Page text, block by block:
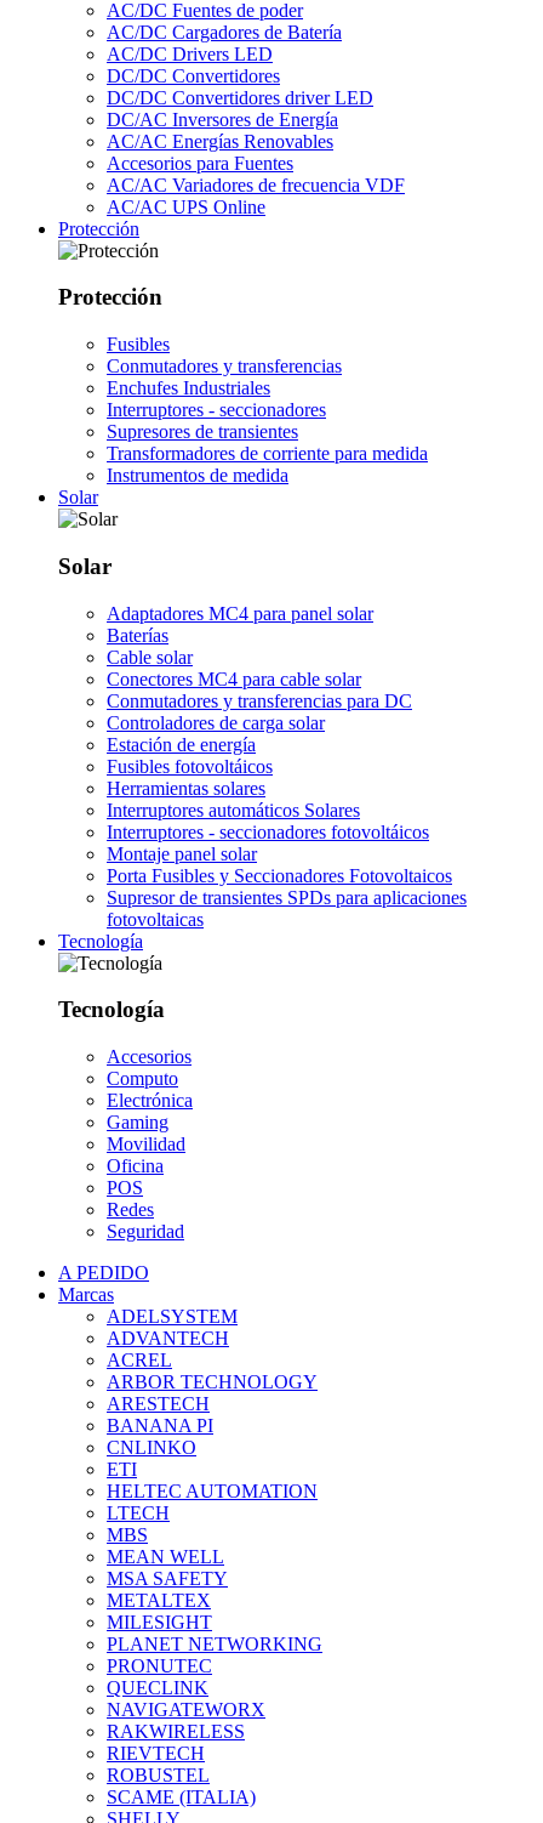
AC/DC Fuentes de poder
AC/DC Cargadores de Batería
AC/DC Drivers LED
DC/DC Convertidores
DC/DC Convertidores driver LED
DC/AC Inversores de Energía
AC/AC Energías Renovables
Accesorios para Fuentes
AC/AC Variadores de frecuencia VDF
AC/AC UPS Online
Protección
Protección
Fusibles
Conmutadores y transferencias
Enchufes Industriales
Interruptores - seccionadores
Supresores de transientes
Transformadores de corriente para medida
Instrumentos de medida
Solar
Solar
Adaptadores MC4 para panel solar
Baterías
Cable solar
Conectores MC4 para cable solar
Conmutadores y transferencias para DC
Controladores de carga solar
Estación de energía
Fusibles fotovoltáicos
Herramientas solares
Interruptores automáticos Solares
Interruptores - seccionadores fotovoltáicos
Montaje panel solar
Porta Fusibles y Seccionadores Fotovoltaicos
Supresor de transientes SPDs para aplicaciones
fotovoltaicas
Tecnología
Tecnología
Accesorios
Computo
Electrónica
Gaming
Movilidad
Oficina
POS
Redes
Seguridad
A PEDIDO
Marcas
ADELSYSTEM
ADVANTECH
ACREL
ARBOR TECHNOLOGY
ARESTECH
BANANA PI
CNLINKO
ETI
HELTEC AUTOMATION
LTECH
MBS
MEAN WELL
MSA SAFETY
METALTEX
MILESIGHT
PLANET NETWORKING
PRONUTEC
QUECLINK
NAVIGATEWORX
RAKWIRELESS
RIEVTECH
ROBUSTEL
SCAME (ITALIA)
SHELLY